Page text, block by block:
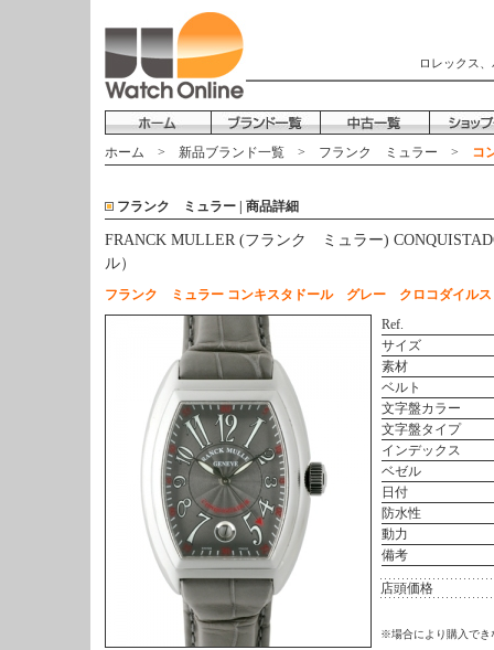
ロレックス
ホーム > 新品ブランド一覧 > フランク ミュラー > コ
フランク ミュラー | 商品詳細
FRANCK MULLER (フランク ミュラー)
ル）
フランク ミュラー コンキスタドール グレー クロコダイル
Ref.
サイズ
素材
ベルト
文字盤カラー
文字盤タイプ
インデックス
ベゼル
日付
防水性
動力
備考
店頭価格
※場合により購入でき